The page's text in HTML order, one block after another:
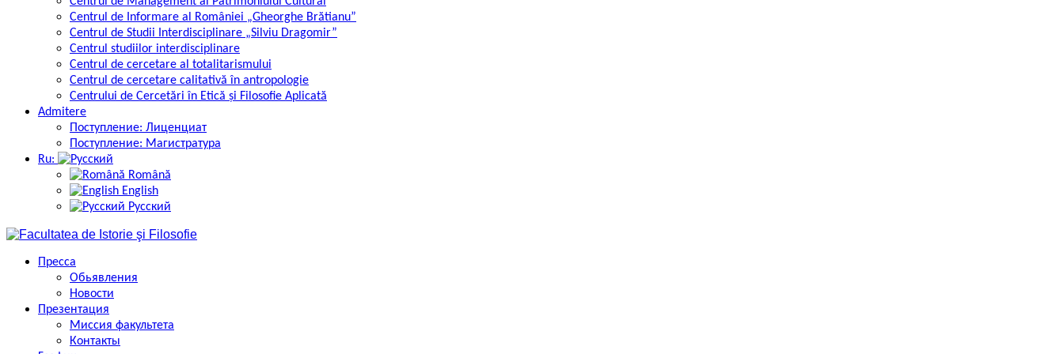
Centrul de Informare al României „Gheorghe Brătianu”
Centrul de Studii Interdisciplinare „Silviu Dragomir”
Centrul studiilor interdisciplinare
Centrul de cercetare al totalitarismului
Centrul de cercetare calitativă în antropologie
Centrului de Cercetări în Etică și Filosofie Aplicată
Admitere
Поступление: Лиценциат
Поступление: Магистратура
Ru:
Română
English
Русский
Пресса
Обьявления
Новости
Презентация
Миссия факультета
Контакты